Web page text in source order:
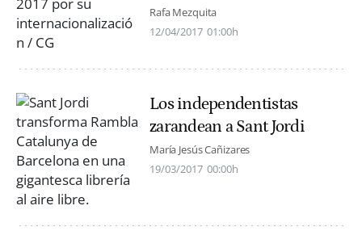
Rafa Mezquita
12/04/2017 01:00h
Los independentistas
zarandean a Sant Jordi
María Jesús Cañizares
19/03/2017 00:00h